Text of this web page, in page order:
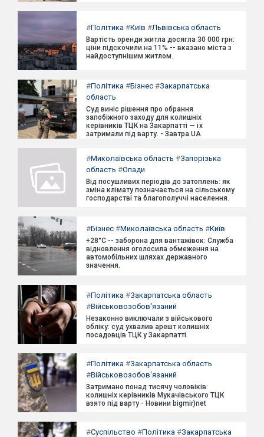
#Політика #Київ #Львівська область
Вартість оренди житла досягла 30 000 грн:
ціни підскочили на 11% -- вказано міста з
найдоступнішим житлом.
#Політика #Бізнес #Закарпатська
область
Суд виніс рішення про обрання
запобіжного заходу для колишніх
керівників ТЦК на Закарпатті — їх
затримали під варту. - Завтра.UA
#Миколаївська область #Запорізька
область #Опади
Від посушливих періодів до затоплень: як
зміна клімату позначається на сільському
господарстві та благополуччі населення.
#Бізнес #Миколаївська область #Київ
+28°C -- заборона для вантажівок: Служба
відновлення оголосила обмеження на
автомобільних шляхах державного
значення.
#Політика #Закарпатська область
#Військовозобов'язаний
Незаконно виключали з військового
обліку: суд ухвалив арешт колишніх
посадовців ТЦК у Закарпатті.
#Політика #Закарпатська область
#Військовозобов'язаний
Затримано понад тисячу чоловіків:
колишніх керівників Мукачівського ТЦК
взято під варту - Новини bigmir)net
#Суспільство #Політика #Закарпатська